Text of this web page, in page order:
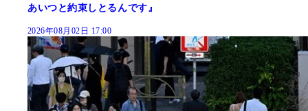
あいつと約束しとるんです』
2026年08月02日 17:00